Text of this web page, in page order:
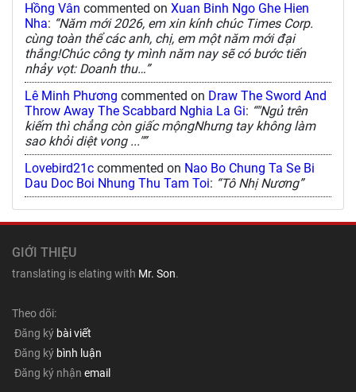
Hồng Vân commented on Xuan Binh Ngo Ghe Hien
Nha: “Năm mới 2026, em xin kính chúc Times Corp.
cùng toàn thể các anh, chị, em một năm mới đại
thắng!Chúc công ty mình năm nay sẽ có bước tiến
nhảy vọt: Doanh thu…”
Lê Minh Phương commented on Draw The Sword And
Throw Away The Scabbard Nghia La Gi: “"Ngủ trên
kiếm thì chẳng còn giấc mộngNhưng tay không làm
sao khỏi diệt vong ..."”
Lovebird21c commented on Nao Bo Chung Ta Se Bi
Dau Doc Boi Nhung Thu Tam Toi: “Tô Nhị Nương”
GIỚI THIỆU
translating is elating with Mr. Son.
Theo dõi:
Đăng ký bài viết
Đăng ký bình luận
Đăng ký nhận email